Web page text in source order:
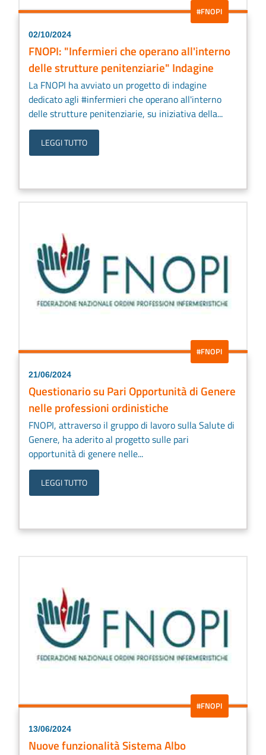
#FNOPI
02/10/2024
FNOPI: "Infermieri che operano all'interno
delle strutture penitenziarie" Indagine
La FNOPI ha avviato un progetto di indagine
dedicato agli #infermieri che operano all'interno
delle strutture penitenziarie, su iniziativa della...
LEGGI TUTTO
#FNOPI
21/06/2024
Questionario su Pari Opportunità di Genere
nelle professioni ordinistiche
FNOPI, attraverso il gruppo di lavoro sulla Salute di
Genere, ha aderito al progetto sulle pari
opportunità di genere nelle...
LEGGI TUTTO
#FNOPI
13/06/2024
Nuove funzionalità Sistema Albo